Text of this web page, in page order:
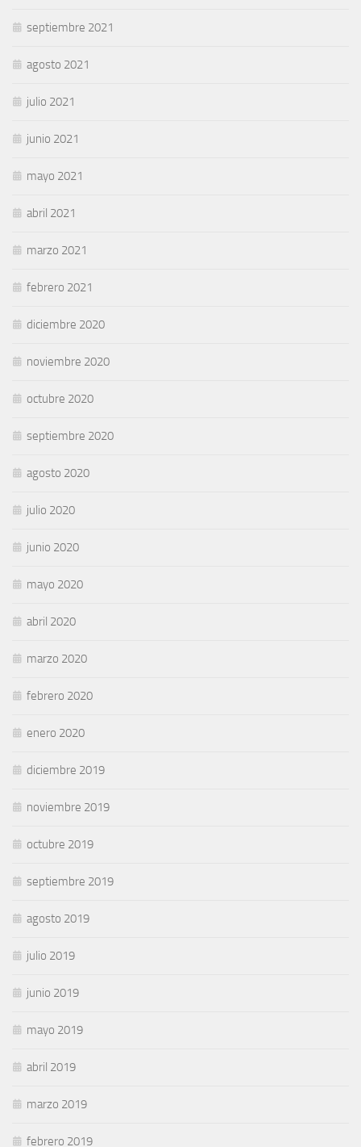
septiembre 2021
agosto 2021
julio 2021
junio 2021
mayo 2021
abril 2021
marzo 2021
febrero 2021
diciembre 2020
noviembre 2020
octubre 2020
septiembre 2020
agosto 2020
julio 2020
junio 2020
mayo 2020
abril 2020
marzo 2020
febrero 2020
enero 2020
diciembre 2019
noviembre 2019
octubre 2019
septiembre 2019
agosto 2019
julio 2019
junio 2019
mayo 2019
abril 2019
marzo 2019
febrero 2019